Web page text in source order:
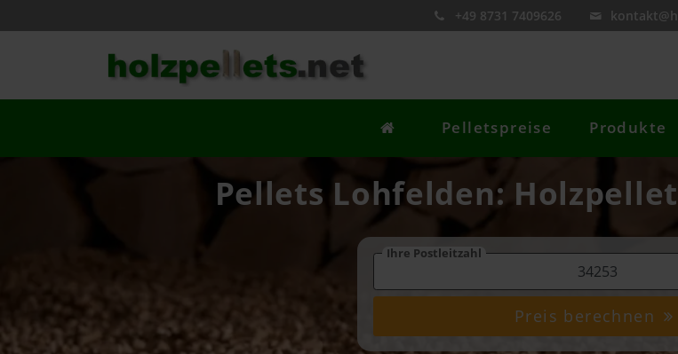
+49 8731 7409626
Pelletspreise Produkte
Pellets Lohfelden:
Ihre Postleitzahl
Preis berechnen